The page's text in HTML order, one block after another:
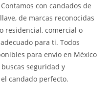
con candados de
de marcas reconocidas
residencial, comercial o
para ti. Todos
para envío en México
seguridad y
candado perfecto.